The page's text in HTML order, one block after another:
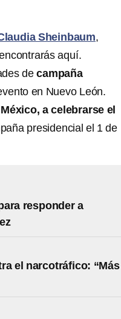
Sheinbaum,
aquí.
decampaña
en Nuevo León.
a celebrarse el
presidencial el 1 de
responder a
el narcotráfico: